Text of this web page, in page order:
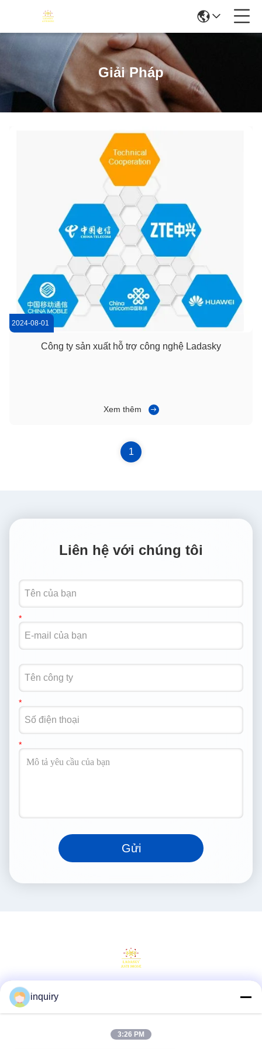
Giải Pháp
2024-08-01
Công ty sản xuất hỗ trợ công nghệ Ladasky
Xem thêm
1
Liên hệ với chúng tôi
Gửi
inquiry
3:26 PM